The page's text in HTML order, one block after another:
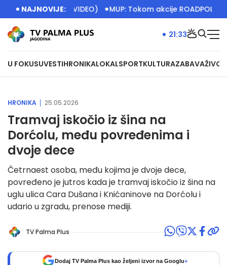
NAJNOVIJE:
posetilaca (VIDEO) MUP: Tokom akcije ROADPOL
U FOKUSUVESTIHRONIKALOKALSPORTKULTURAZABAVAŽIVOT
21:33
HRONIKA 25.05.2026
Tramvaj iskočio iz šina na
Dorćolu, među povređenima i
dvoje dece
Četrnaest osoba, među kojima je dvoje dece,
povređeno je jutros kada je tramvaj iskočio iz šina na
uglu ulica Cara Dušana i Knićaninove na Dorćolu i
udario u zgradu, prenose mediji.
TV Palma Plus
Dodaj TV Palma Plus kao željeni izvor na Googlu+